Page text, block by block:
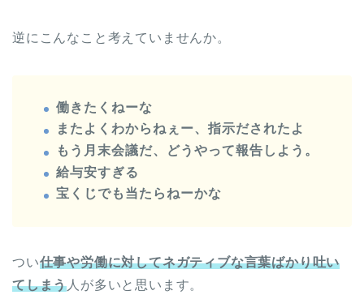
逆にこんなこと考えていませんか。
働きたくねーな
またよくわからねぇー、指示だされたよ
もう月末会議だ、どうやって報告しよう。
給与安すぎる
宝くじでも当たらねーかな
つい仕事や労働に対してネガティブな言葉ばかり吐い
てしまう 人が多いと思います。